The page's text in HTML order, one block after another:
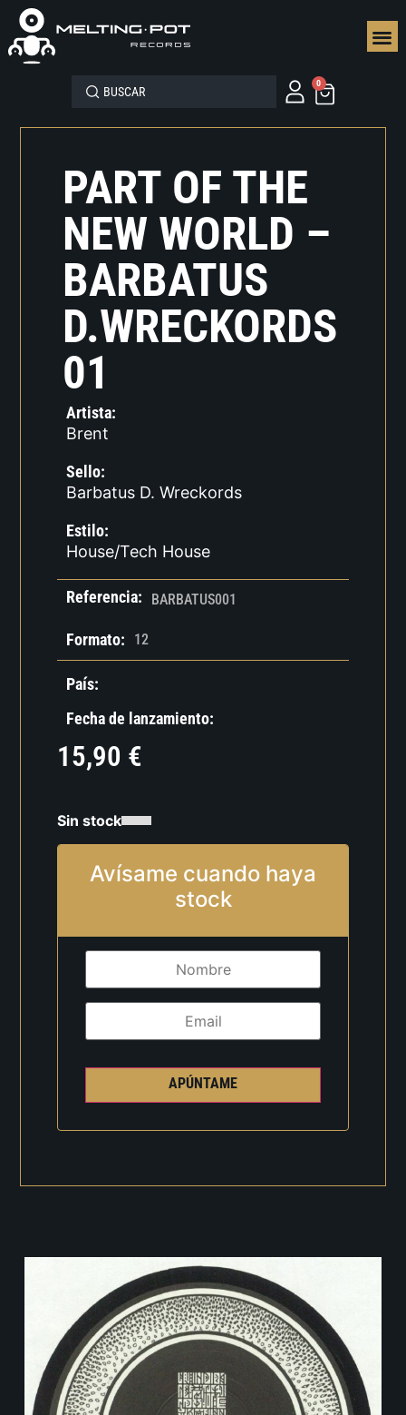
0
PART OF THE
NEW WORLD –
BARBATUS
D.WRECKORDS
01
Artista:
Brent
Sello:
Barbatus D. Wreckords
Estilo:
House/Tech House
Referencia: BARBATUS001
Formato: 12
País:
Fecha de lanzamiento:
15,90 €
Sin stock
Avísame cuando haya
stock
APÚNTAME